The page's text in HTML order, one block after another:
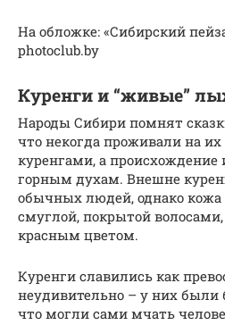
На обложке: «Сибирский
photoclub.by
Куренги и “живые”
Народы Сибири помнят
что некогда проживали на
куренгами, а
горным духам. Внешне
обычных людей, однако
смуглой, покрытой волосами,
красным цветом.
Куренги славились как
неудивительно – у них
что могли сами мчать